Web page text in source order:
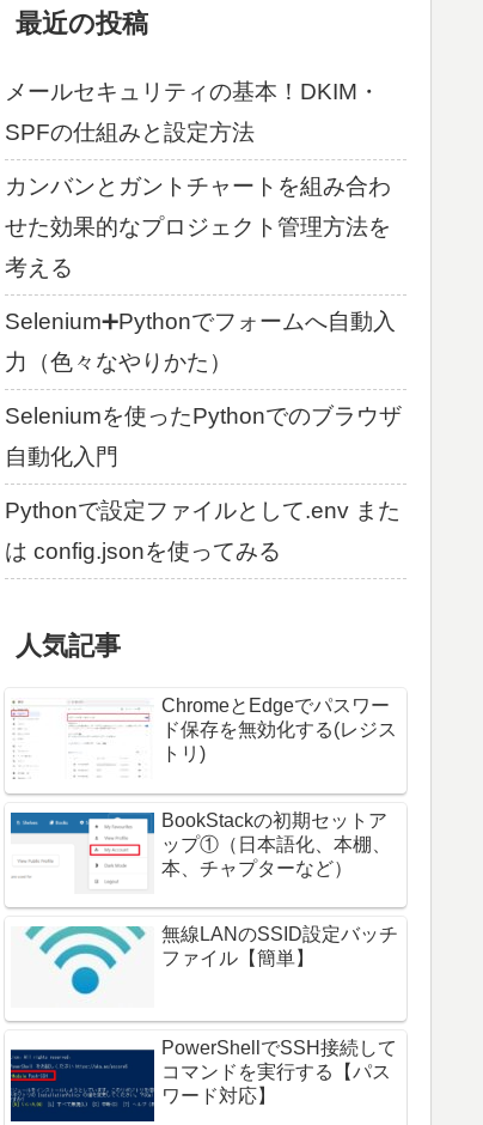
最近の投稿
メールセキュリティの基本！DKIM・
SPFの仕組みと設定方法
カンバンとガントチャートを組み合わ
せた効果的なプロジェクト管理方法を
考える
Selenium➕Pythonでフォームへ自動入
力（色々なやりかた）
Seleniumを使ったPythonでのブラウザ
自動化入門
Pythonで設定ファイルとして.env また
は config.jsonを使ってみる
人気記事
ChromeとEdgeでパスワー
ド保存を無効化する(レジス
トリ)
BookStackの初期セットア
ップ①（日本語化、本棚、
本、チャプターなど）
無線LANのSSID設定バッチ
ファイル【簡単】
PowerShellでSSH接続して
コマンドを実行する【パス
ワード対応】